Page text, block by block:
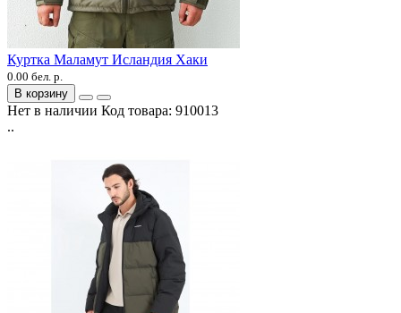
Куртка Маламут Исландия Хаки
0.00 бел. р.
В корзину
Нет в наличии Код товара: 910013
..